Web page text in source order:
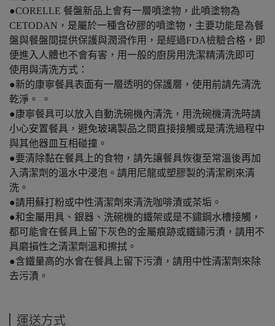
●CORELLE 餐盤新品上會有一層噴塗物，此噴塗物為
CETODAN，是屬於一種含矽膠的噴塗物，主要功能是為餐
盤與餐盤間提供保護與潤滑作用，是經過FDA檢驗合格，即
便進入人體也不會有害，用一般的廚房用洗潔精清洗即可
使用與清洗方式：
●新的康寧餐具表面有一層透明的保護層，使用前請先清洗
乾淨。 。
●康寧餐具可以放入自動洗碗機內清洗，用洗碗機清洗時請
小心安置餐具，避免玻璃製品之間直接接觸或是清洗過程中
與其他器皿互相碰撞。
●要清除黏在餐具上的食物，請先讓餐具恢復至常溫後再加
入清潔劑的溫水中浸泡。請用尼龍或塑膠製的清潔刷來清
洗。
●請用蘇打粉或中性清潔劑來清洗咖啡漬或茶垢。
●和金屬用具、銀器、洗碗機的鐵架或是不鏽鋼水槽接觸，
都可能會在餐具上留下灰色的金屬痕跡或鐵鏽污漬，請用不
具磨損性之清潔劑溫和擦拭。
●含鐵量高的水會在餐具上留下污漬，請用中性清潔劑來除
去污漬。
運送方式